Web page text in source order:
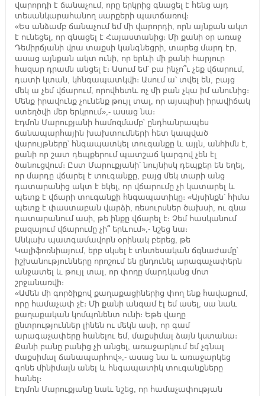
վարորդի է ճանաչում, որը երկրից գնացել է հենց այդ
տեսանկարահանող սարքերի պատճառով։
«Ես անձամբ ճանաչում եմ մի վարորդի, որն այնքան ակտ
է ունեցել, որ գնացել է Հայաստանից։ Մի քանի օր առաջ
Դեմիրճյանի վրա տաքսի կանգնեցրի, տարեց մարդ էր,
ասաց այնքան ակտ ունի, որ երևի մի քանի հարյուր
հազար դրամն անցել է։ Ասում եմ՝ բա ինչո՞ւ չեք վճարում,
դատի կտան, կհնգապատկվի։ Ասում ա՝ տվել են, բայց
մեկ ա չեմ վճարում, որովհետև ոչ մի բան չկա իմ անունից։
Մենք իրավունք չունենք թույլ տալ, որ այսպիսի իրավիճակ
ստեղծվի մեր երկրում»,- ասաց նա։
Էդմոն Մարուքյանի համոզմամբ՝ ընդհանրապես
ճանապարհային խախտումների հետ կապված
վարույթները՝ հնգապատկել տուգանքը և այլն, անհիմն է,
քանի որ շատ դեպքերում պատշաճ կարգով չեն էլ
ծանուցվում։ Ըստ Մարուքյանի՝ նույնիսկ դեպքեր են եղել,
որ մարդը վճարել է տուգանքը, բայց մեկ տարի անց
դատարանից ակտ է եկել, որ վճարումը չի կատարել և
պետք է վճարի տուգանքի հնգապատիկը։ «Այսինքն՝ հիմա
պետք է փաստաբան վարձի, ռեսուրսներ ծախսի, ու գնա
դատարանում ասի, թե ինքը վճարել է։ Չեմ հասկանում
բազայում վճարումը չի՞ երևում»,- նշեց նա։
Անկախ պատգամավորն օրինակ բերեց, թե
Կալիֆոռնիայում, երբ սկսել է տնտեսական ճգնաժամը՝
իշխանությունները որոշում են ընդունել արագաչափերն
անջատել և թույլ տալ, որ փողը մարդկանց մոտ
շրջանառվի։
«Ամեն մի գործիքով քաղաքացիներից փող ենք հավաքում,
որը համաչափ չէ։ Մի քանի անգամ էլ եմ ասել, սա նաև
քաղաքական կոմպոնենտ ունի։ Եթե վաղը
ընտրություններ լինեն ու մեկն ասի, որ գամ
արագաչափերը հանելու եմ, մաքսիմալ ձայն կստանա։
Քանի բանը բանից չի անցել, առաջարկում եմ չգնալ
մաքսիմալ ճանապարհով»,- ասաց նա և առաջարկեց
գոնե մինիմալն անել և հնգապատիկ տուգանքները
հանել։
Էդմոն Մարուքյանը նաև նշեց, որ համաչափության